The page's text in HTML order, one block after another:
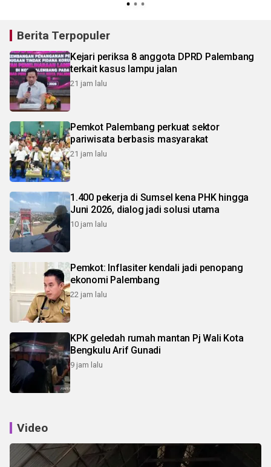
Berita Terpopuler
Kejari periksa 8 anggota DPRD Palembang
terkait kasus lampu jalan
21 jam lalu
Pemkot Palembang perkuat sektor
pariwisata berbasis masyarakat
21 jam lalu
1.400 pekerja di Sumsel kena PHK hingga
Juni 2026, dialog jadi solusi utama
10 jam lalu
Pemkot: Inflasiter kendali jadi penopang
ekonomi Palembang
22 jam lalu
KPK geledah rumah mantan Pj Wali Kota
Bengkulu Arif Gunadi
9 jam lalu
Video